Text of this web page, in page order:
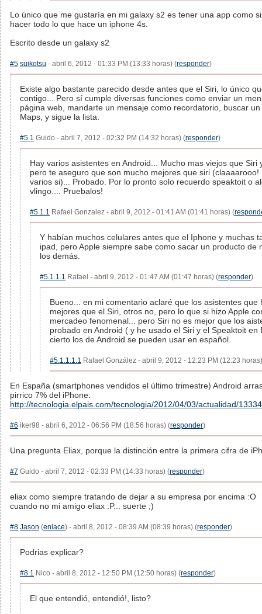
Lo único que me gustaría en mi galaxy s2 es tener una app como
hacer todo lo que hace un iphone 4s.
Escrito desde un galaxy s2
#5 suikotsu - abril 6, 2012 - 01:33 PM (13:33 horas) (responder)
Existe algo bastante parecido desde antes que el Siri, lo único
contigo... Pero sí cumple diversas funciones como enviar un
página web, mandarte un mensaje como recordatorio, buscar
Maps, y sigue la lista.
#5.1 Guido - abril 7, 2012 - 02:32 PM (14:32 horas) (responder)
Hay varios asistentes en Android... Mucho mas viejos que Siri
pero te aseguro que son mucho mejores que siri (claaaarooo!
varios si)... Probado. Por lo pronto solo recuerdo speaktoit o
vlingo.... Pruebalos!
#5.1.1 Rafael Gonzalez - abril 9, 2012 - 01:41 AM (01:41 horas) (
Y habían muchos celulares antes que el Iphone y muchas
ipad, pero Apple siempre sabe como sacar un producto de
los demás.
#5.1.1.1 Rafael - abril 9, 2012 - 01:47 AM (01:47 horas) (responder)
Bueno... en mi comentario aclaré que los asistentes que
mejores que el Siri, otros no, pero lo que si hizo Apple
mercadeo fenomenal... pero Siri no es mejor que los
probado en Android ( y he usado el Siri y el Speaktoit en
cierto los de Android se pueden usar en español.
#5.1.1.1.1 Rafael González - abril 9, 2012 - 12:23 PM (12:23
En España (smartphones vendidos el último trimestre) Android
pirrico 7% del iPhone:
http://tecnologia.elpais.com/tecnologia/2012/04/03/actualidad/
#6 iker98 - abril 6, 2012 - 06:56 PM (18:56 horas) (responder)
Una pregunta Eliax, porque la distinción entre la primera cifra de
#7 Guido - abril 7, 2012 - 02:33 PM (14:33 horas) (responder)
eliax como siempre tratando de dejar a su empresa por encima :O
cuando no mi amigo eliax :P... suerte ;)
#8 Jason (enlace) - abril 8, 2012 - 08:39 AM (08:39 horas) (responder)
Podrias explicar?
#8.1 Nico - abril 8, 2012 - 12:50 PM (12:50 horas) (responder)
El que entendió, entendió!, listo?